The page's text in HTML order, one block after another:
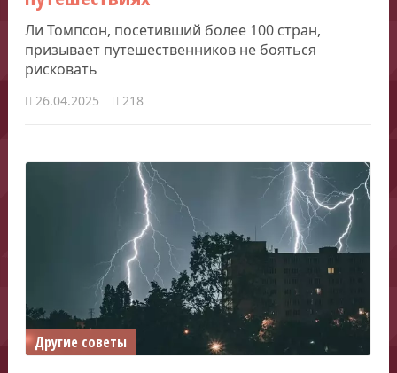
Ли Томпсон, посетивший более 100 стран,
призывает путешественников не бояться
рисковать
26.04.2025 218
Другие советы